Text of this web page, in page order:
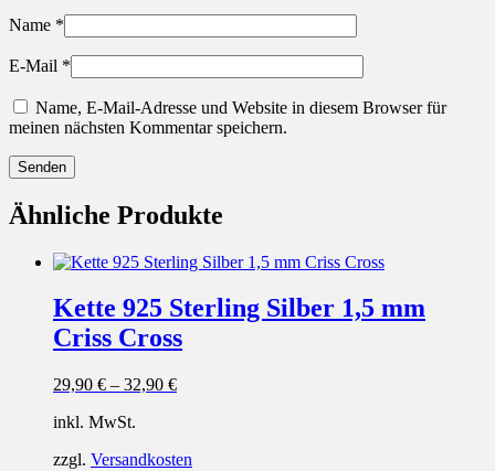
Name *
E-Mail *
Name, E-Mail-Adresse und Website in diesem Browser für
meinen nächsten Kommentar speichern.
Ähnliche Produkte
Kette 925 Sterling Silber 1,5 mm
Criss Cross
29,90 € – 32,90 €
inkl. MwSt.
zzgl. Versandkosten